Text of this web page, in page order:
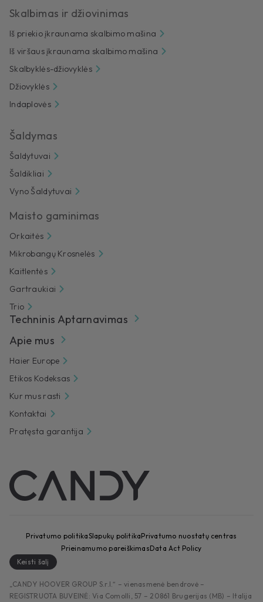
Skalbimas ir džiovinimas
Iš priekio įkraunama skalbimo mašina
Iš viršaus įkraunama skalbimo mašina
Skalbyklės-džiovyklės
Džiovyklės
Indaplovės
Šaldymas
Šaldytuvai
Šaldikliai
Vyno Šaldytuvai
Maisto gaminimas
Orkaitės
Mikrobangų Krosnelės
Kaitlentės
Gartraukiai
Trio
Techninis Aptarnavimas
Apie mus
Haier Europe
Etikos Kodeksas
Kur mus rasti
Kontaktai
Pratęsta garantija
„CANDY HOOVER GROUP S.r.I.“ – vienasmenė bendrovė –
REGISTRUOTA BUVEINĖ: Via Comolli, 57 – 20861 Brugerijas (MB) – Italija
Privatumo politikaSlapukų politikaPrivatumo nuostatų centras
Prieinamumo pareiškimasData Act Policy
Keisti šalį